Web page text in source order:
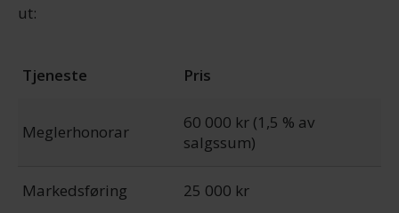
ut:
Tjeneste Pris
Meglerhonorar
60 000 kr (1,5 % av
salgssum)
Markedsføring 25 000 kr